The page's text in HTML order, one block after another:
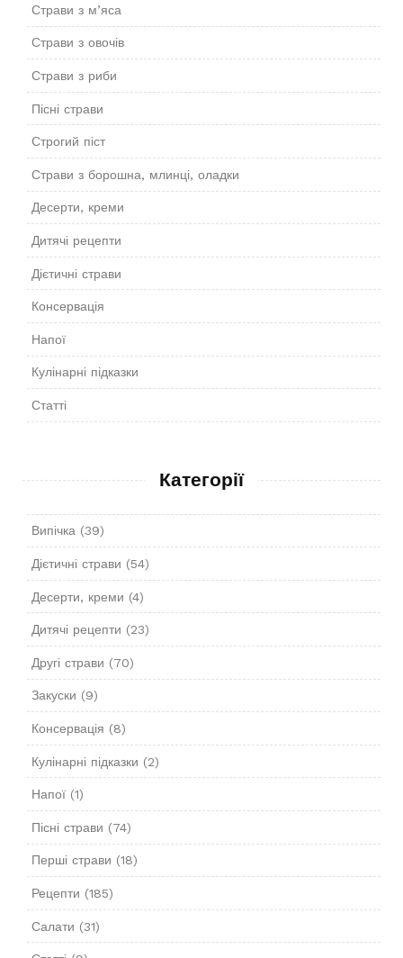
Страви з м’яса
Страви з овочів
Страви з риби
Пісні страви
Строгий піст
Страви з борошна, млинці, оладки
Десерти, креми
Дитячі рецепти
Дієтичні страви
Консервація
Напої
Кулінарні підказки
Статті
Категорії
Випічка(39)
Дієтичні страви (54)
Десерти, креми (4)
Дитячі рецепти (23)
Другі страви (70)
Закуски (9)
Консервація (8)
Кулінарні підказки (2)
Напої(1)
Пісні страви (74)
Перші страви (18)
Рецепти (185)
Салати (31)